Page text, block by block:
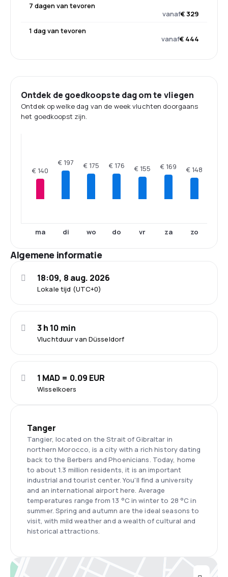
7 dagen van tevoren
vanaf€ 329
1 dag van tevoren
vanaf€ 444
Ontdek de goedkoopste dag om te vliegen
Ontdek op welke dag van de week vluchten doorgaans
het goedkoopst zijn.
€ 140
ma
€ 197
di
€ 175
wo
€ 176
do
€ 155
vr
€ 169
za
€ 148
zo
Algemene informatie
Lokale tijd (UTC+0)
18:09, 8 aug. 2026
Vluchtduur van Düsseldorf
3 h 10 min
Wisselkoers
1 MAD = 0.09 EUR
Tanger
Tangier, located on the Strait of Gibraltar in
northern Morocco, is a city with a rich history dating
back to the Berbers and Phoenicians. Today, home
to about 1.3 million residents, it is an important
industrial and tourist center. You'll find a university
and an international airport here. Average
temperatures range from 13 °C in winter to 28 °C in
summer. Spring and autumn are the ideal seasons to
visit, with mild weather and a wealth of cultural and
historical attractions.